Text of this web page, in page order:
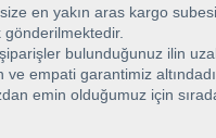
en yakın aras kargo
bulunduğunuz ilin
empati garantimiz
emin olduğumuz için